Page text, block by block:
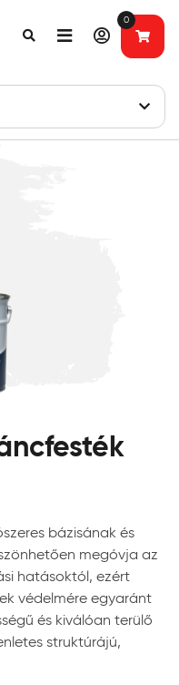
0
bázisának és
megóvja az
hatásoktól, ezért
védelmére egyaránt
és kiválóan terülő
struktúrájú,